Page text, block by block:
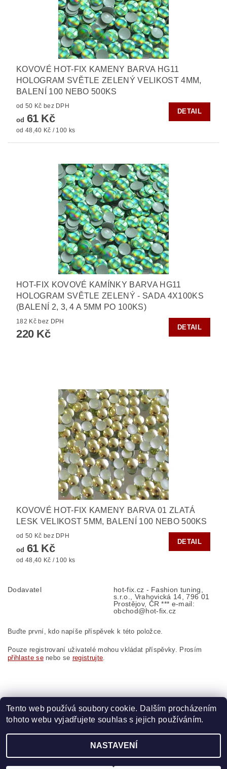
KOVOVÉ HOT-FIX KAMENY BARVA HG11
HOLOGRAM SVĚTLE ZELENÝ VELIKOST 4MM,
BALENÍ 100 NEBO 500KS
od 50 Kč bez DPH
od 61 Kč
od 48,40 Kč / 100 ks
DETAIL
HOT-FIX KOVOVÉ KAMÍNKY BARVA HG11
HOLOGRAM SVĚTLE ZELENÝ - SADA 4X100KS
(BALENÍ 2, 3, 4 A 5MM PO 100KS)
182 Kč bez DPH
220 Kč
DETAIL
KOVOVÉ HOT-FIX KAMENY BARVA 01 ZLATÁ
LESK VELIKOST 5MM, BALENÍ 100 NEBO 500KS
od 50 Kč bez DPH
od 61 Kč
od 48,40 Kč / 100 ks
DETAIL
Dodavatel
hot-fix.cz - Fashion tuning,
s.r.o., Vrahovická 14, 796 01
Prostějov, ČR *** e-mail:
obchod@hot-fix.cz
Buďte první, kdo napíše příspěvek k této položce.
Pouze registrovaní uživatelé mohou vkládat příspěvky. Prosím
přihlaste senebo se registrujte
Zboží.cz | Heureka.cz | Vyšívací.cz | Crystalstyle.cz
2026 ©HOT-FIX, všechna práva vyhrazena
Tento web používá soubory cookie. Dalším procházením
tohoto webu vyjadřujete souhlas s jejich používáním.
NASTAVENÍ